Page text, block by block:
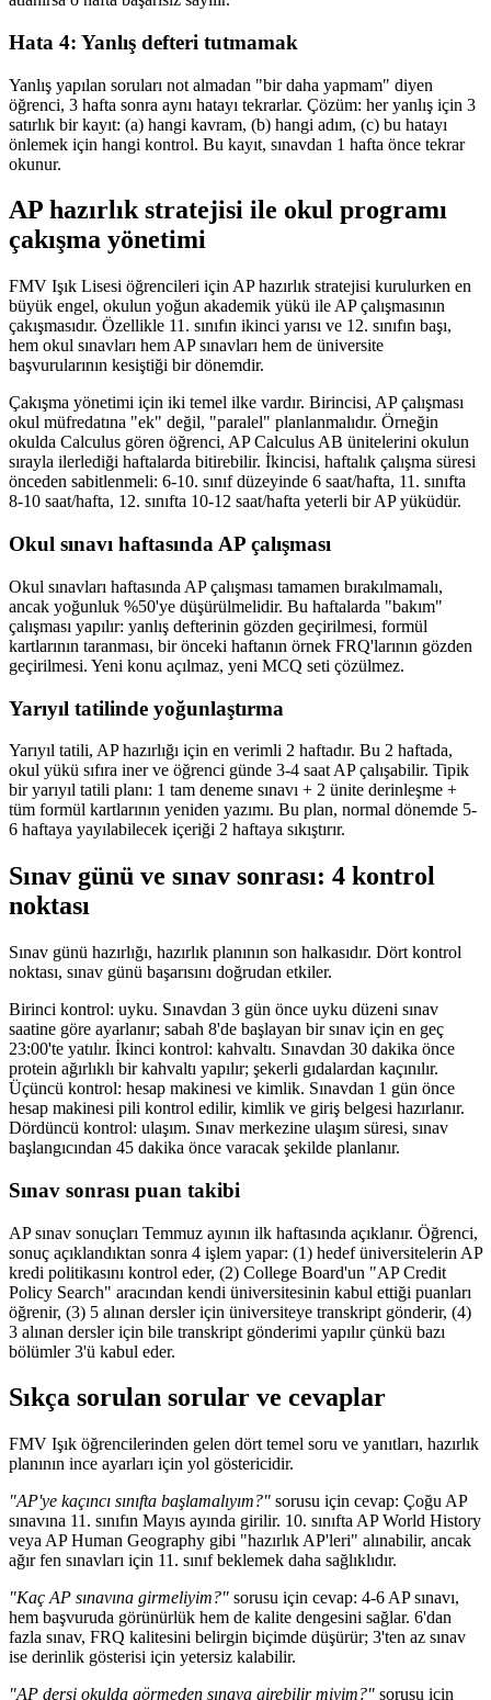
Hata 4: Yanlış defteri tutmamak
Yanlış yapılan soruları not almadan "bir daha yapmam" diyen
öğrenci, 3 hafta sonra aynı hatayı tekrarlar. Çözüm: her yanlış için 3
satırlık bir kayıt: (a) hangi kavram, (b) hangi adım, (c) bu hatayı
önlemek için hangi kontrol. Bu kayıt, sınavdan 1 hafta önce tekrar
okunur.
AP hazırlık stratejisi ile okul programı
çakışma yönetimi
FMV Işık Lisesi öğrencileri için AP hazırlık stratejisi kurulurken en
büyük engel, okulun yoğun akademik yükü ile AP çalışmasının
çakışmasıdır. Özellikle 11. sınıfın ikinci yarısı ve 12. sınıfın başı,
hem okul sınavları hem AP sınavları hem de üniversite
başvurularının kesiştiği bir dönemdir.
Çakışma yönetimi için iki temel ilke vardır. Birincisi, AP çalışması
okul müfredatına "ek" değil, "paralel" planlanmalıdır. Örneğin
okulda Calculus gören öğrenci, AP Calculus AB ünitelerini okulun
sırayla ilerlediği haftalarda bitirebilir. İkincisi, haftalık çalışma süresi
önceden sabitlenmeli: 6-10. sınıf düzeyinde 6 saat/hafta, 11. sınıfta
8-10 saat/hafta, 12. sınıfta 10-12 saat/hafta yeterli bir AP yüküdür.
Okul sınavı haftasında AP çalışması
Okul sınavları haftasında AP çalışması tamamen bırakılmamalı,
ancak yoğunluk %50'ye düşürülmelidir. Bu haftalarda "bakım"
çalışması yapılır: yanlış defterinin gözden geçirilmesi, formül
kartlarının taranması, bir önceki haftanın örnek FRQ'larının gözden
geçirilmesi. Yeni konu açılmaz, yeni MCQ seti çözülmez.
Yarıyıl tatilinde yoğunlaştırma
Yarıyıl tatili, AP hazırlığı için en verimli 2 haftadır. Bu 2 haftada,
okul yükü sıfıra iner ve öğrenci günde 3-4 saat AP çalışabilir. Tipik
bir yarıyıl tatili planı: 1 tam deneme sınavı + 2 ünite derinleşme +
tüm formül kartlarının yeniden yazımı. Bu plan, normal dönemde 5-
6 haftaya yayılabilecek içeriği 2 haftaya sıkıştırır.
Sınav günü ve sınav sonrası: 4 kontrol
noktası
Sınav günü hazırlığı, hazırlık planının son halkasıdır. Dört kontrol
noktası, sınav günü başarısını doğrudan etkiler.
Birinci kontrol: uyku. Sınavdan 3 gün önce uyku düzeni sınav
saatine göre ayarlanır; sabah 8'de başlayan bir sınav için en geç
23:00'te yatılır. İkinci kontrol: kahvaltı. Sınavdan 30 dakika önce
protein ağırlıklı bir kahvaltı yapılır; şekerli gıdalardan kaçınılır.
Üçüncü kontrol: hesap makinesi ve kimlik. Sınavdan 1 gün önce
hesap makinesi pili kontrol edilir, kimlik ve giriş belgesi hazırlanır.
Dördüncü kontrol: ulaşım. Sınav merkezine ulaşım süresi, sınav
başlangıcından 45 dakika önce varacak şekilde planlanır.
Sınav sonrası puan takibi
AP sınav sonuçları Temmuz ayının ilk haftasında açıklanır. Öğrenci,
sonuç açıklandıktan sonra 4 işlem yapar: (1) hedef üniversitelerin AP
kredi politikasını kontrol eder, (2) College Board'un "AP Credit
Policy Search" aracından kendi üniversitesinin kabul ettiği puanları
öğrenir, (3) 5 alınan dersler için üniversiteye transkript gönderir, (4)
3 alınan dersler için bile transkript gönderimi yapılır çünkü bazı
bölümler 3'ü kabul eder.
Sıkça sorulan sorular ve cevaplar
FMV Işık öğrencilerinden gelen dört temel soru ve yanıtları, hazırlık
planının ince ayarları için yol göstericidir.
"AP'ye kaçıncı sınıfta başlamalıyım?" sorusu için cevap: Çoğu AP
sınavına 11. sınıfın Mayıs ayında girilir. 10. sınıfta AP World History
veya AP Human Geography gibi "hazırlık AP'leri" alınabilir, ancak
ağır fen sınavları için 11. sınıf beklemek daha sağlıklıdır.
"Kaç AP sınavına girmeliyim?" sorusu için cevap: 4-6 AP sınavı,
hem başvuruda görünürlük hem de kalite dengesini sağlar. 6'dan
fazla sınav, FRQ kalitesini belirgin biçimde düşürür; 3'ten az sınav
ise derinlik gösterisi için yetersiz kalabilir.
"AP dersi okulda görmeden sınava girebilir miyim?" sorusu için